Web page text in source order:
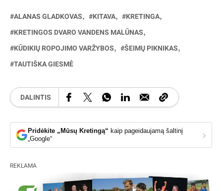
ALANAS GLADKOVAS KITAVA
KRETINGA
KRETINGOS DVARO VANDENS MALŪNAS
KŪDIKIŲ ROPOJIMO VARŽYBOS
ŠEIMŲ PIKNIKAS
TAUTIŠKA GIESMĖ
DALINTIS
Pridėkite „Mūsų Kretingą“ kaip pageidaujamą šaltinį
„Google“
›
REKLAMA